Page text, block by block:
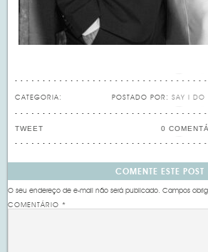
CATEGORIA: POSTADO POR: SAY I DO
0
TWEET
COMENTE ESTE POST
O seu endereço de e-mail não será publicado. Campos
COMENTÁRIO*